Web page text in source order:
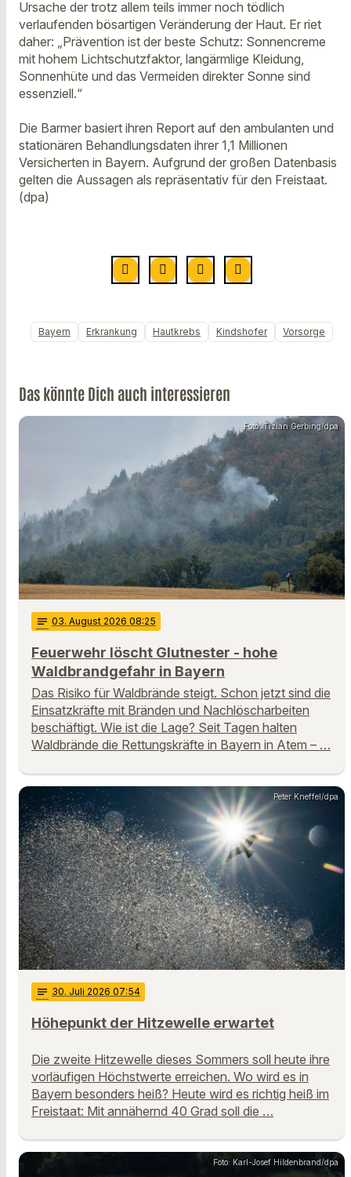
Ursache der trotz allem teils immer noch tödlich
verlaufenden bösartigen Veränderung der Haut. Er riet
daher: „Prävention ist der beste Schutz: Sonnencreme
mit hohem Lichtschutzfaktor, langärmlige Kleidung,
Sonnenhüte und das Vermeiden direkter Sonne sind
essenziell.“
Die Barmer basiert ihren Report auf den ambulanten und
stationären Behandlungsdaten ihrer 1,1 Millionen
Versicherten in Bayern. Aufgrund der großen Datenbasis
gelten die Aussagen als repräsentativ für den Freistaat.
(dpa)
Bayern Erkrankung Hautkrebs Kindshofer Vorsorge
Das könnte Dich auch interessieren
Foto: Tizian Gerbing/dpa
notes 03. August 2026 08:25
Feuerwehr löscht Glutnester - hohe
Waldbrandgefahr in Bayern
Das Risiko für Waldbrände steigt. Schon jetzt sind die
Einsatzkräfte mit Bränden und Nachlöscharbeiten
beschäftigt. Wie ist die Lage? Seit Tagen halten
Waldbrände die Rettungskräfte in Bayern in Atem – …
Peter Kneffel/dpa
notes 30. Juli 2026 07:54
Höhepunkt der Hitzewelle erwartet
Die zweite Hitzewelle dieses Sommers soll heute ihre
vorläufigen Höchstwerte erreichen. Wo wird es in
Bayern besonders heiß? Heute wird es richtig heiß im
Freistaat: Mit annähernd 40 Grad soll die …
Foto: Karl-Josef Hildenbrand/dpa